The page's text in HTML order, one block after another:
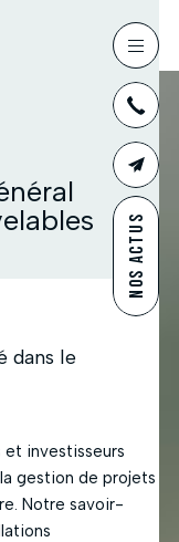
NOS ACTUS
dans le
et investisseurs
gestion de projets
Notre savoir-